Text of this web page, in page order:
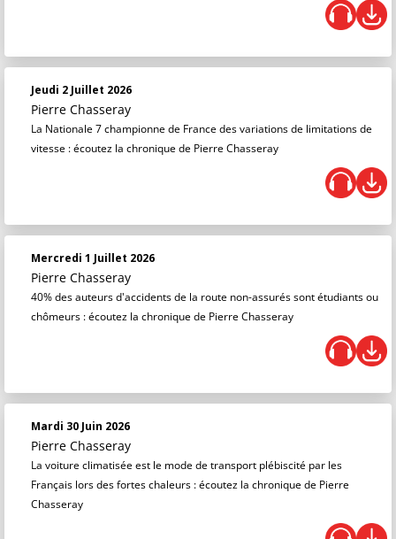
Jeudi 2 Juillet 2026
Pierre Chasseray
La Nationale 7 championne de France des variations de limitations de
vitesse : écoutez la chronique de Pierre Chasseray
Mercredi 1 Juillet 2026
Pierre Chasseray
40% des auteurs d'accidents de la route non-assurés sont étudiants ou
chômeurs : écoutez la chronique de Pierre Chasseray
Mardi 30 Juin 2026
Pierre Chasseray
La voiture climatisée est le mode de transport plébiscité par les
Français lors des fortes chaleurs : écoutez la chronique de Pierre
Chasseray